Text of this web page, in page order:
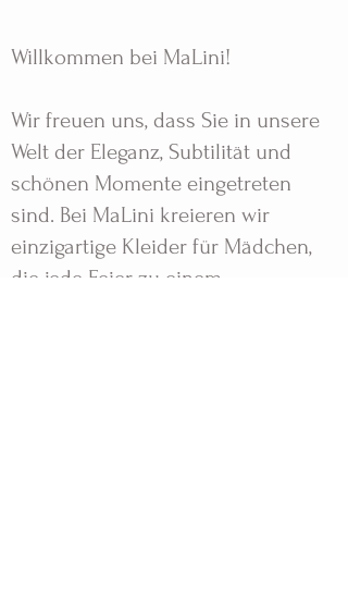
Willkommen bei MaLini!
Wir freuen uns, dass Sie in unsere
Welt der Eleganz, Subtilität und
schönen Momente eingetreten
sind. Bei MaLini kreieren wir
einzigartige Kleider für Mädchen,
die jede Feier zu einem